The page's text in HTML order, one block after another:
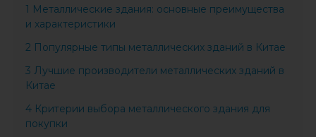
1 Металлические здания: основные преимущества
и характеристики
2 Популярные типы металлических зданий в Китае
3 Лучшие производители металлических зданий в
Китае
4 Критерии выбора металлического здания для
покупки